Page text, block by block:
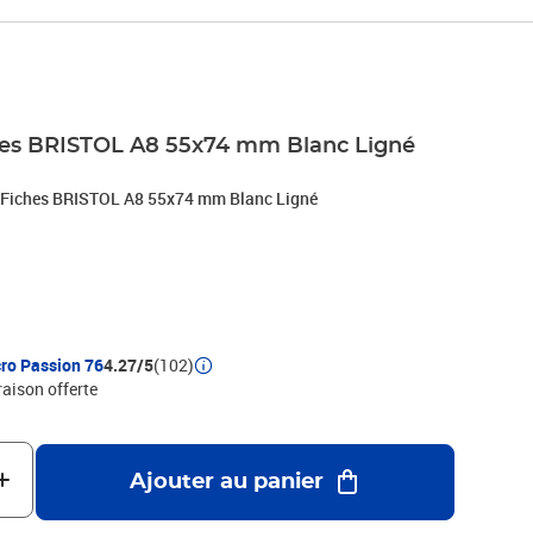
BRISTOL A8 55x74 mm Blanc Ligné
BRISTOL A8 55x74 mm Blanc Ligné
Passion 764.27/5(102)
offerte
Ajouter au panier